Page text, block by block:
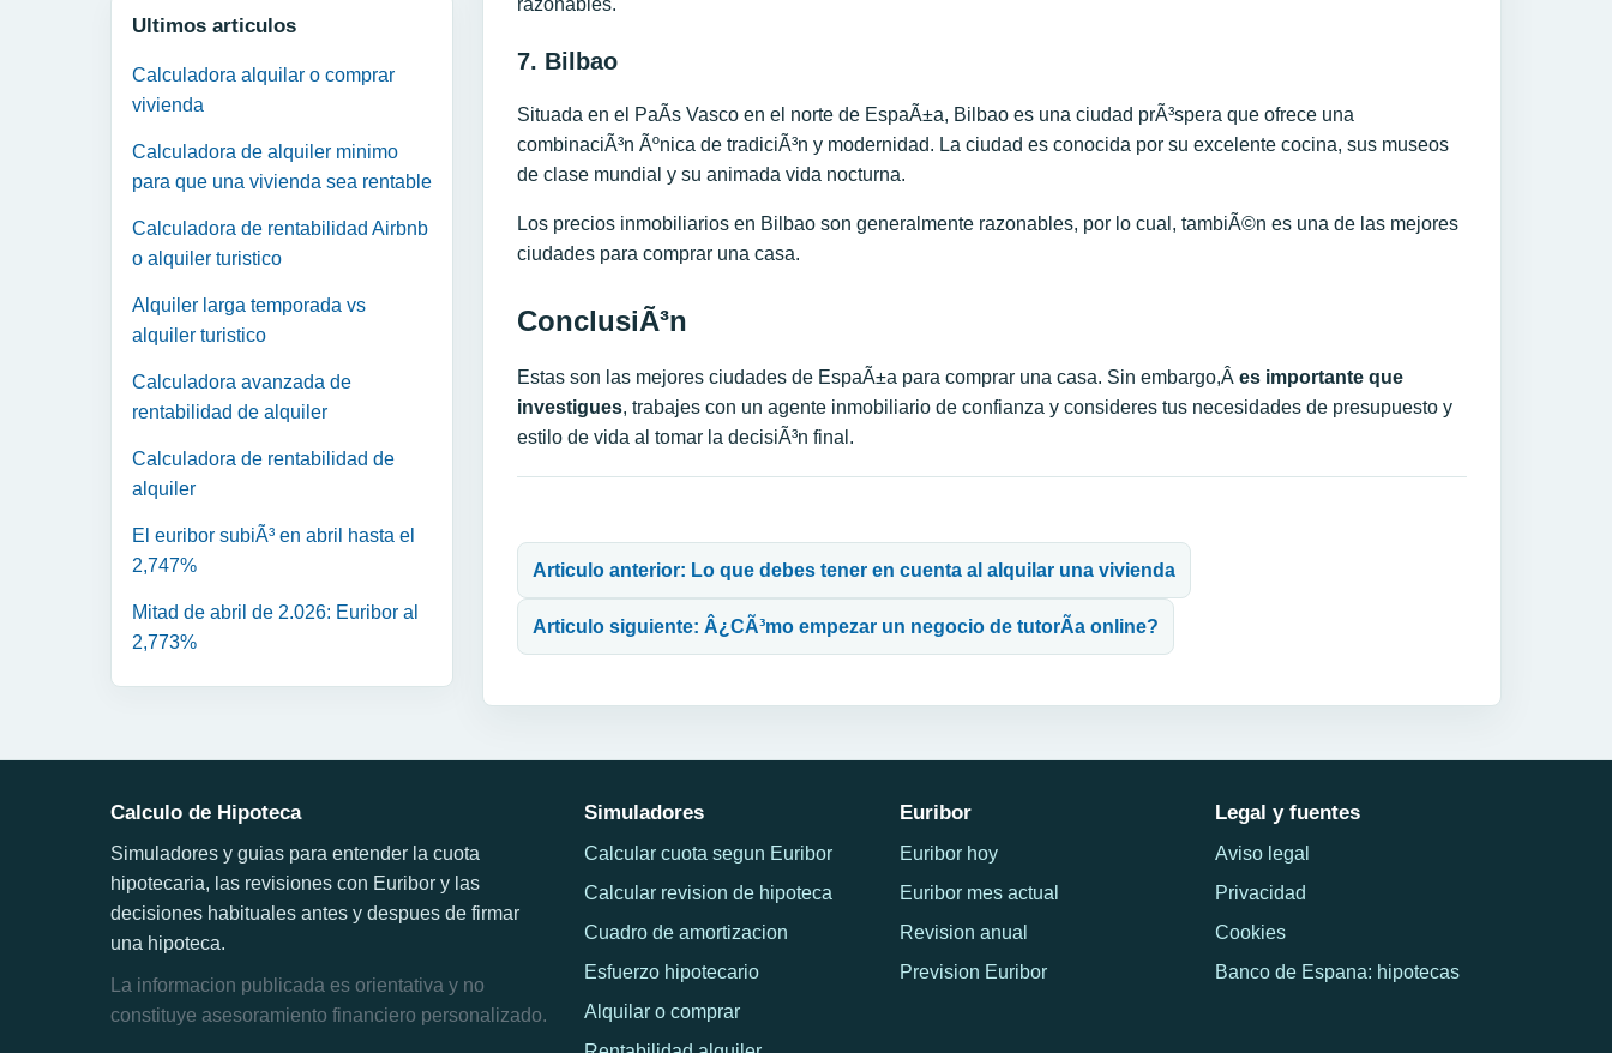
Ultimos articulos
Calculadora alquilar o comprar
vivienda
Calculadora de alquiler minimo
para que una vivienda sea rentable
Calculadora de rentabilidad Airbnb
o alquiler turistico
Alquiler larga temporada vs
alquiler turistico
Calculadora avanzada de
rentabilidad de alquiler
Calculadora de rentabilidad de
alquiler
El euribor subiÃ³ en abril hasta el
2,747%
Mitad de abril de 2.026: Euribor al
2,773%
razonables.
7. Bilbao
Situada en el PaÃ­s Vasco en el norte de EspaÃ±a, Bilbao es una ciudad prÃ³spera que ofrece una
combinaciÃ³n Ãºnica de tradiciÃ³n y modernidad. La ciudad es conocida por su excelente cocina, sus museos
de clase mundial y su animada vida nocturna.
Los precios inmobiliarios en Bilbao son generalmente razonables, por lo cual, tambiÃ©n es una de las mejores
ciudades para comprar una casa.
ConclusiÃ³n
Estas son las mejores ciudades de EspaÃ±a para comprar una casa. Sin embargo,Â es importante que
investigues, trabajes con un agente inmobiliario de confianza y consideres tus necesidades de presupuesto y
estilo de vida al tomar la decisiÃ³n final.
Articulo anterior: Lo que debes tener en cuenta al alquilar una vivienda
Articulo siguiente: Â¿CÃ³mo empezar un negocio de tutorÃ­a online?
Calculo de Hipoteca
Simuladores y guias para entender la cuota
hipotecaria, las revisiones con Euribor y las
decisiones habituales antes y despues de firmar
una hipoteca.
La informacion publicada es orientativa y no
constituye asesoramiento financiero personalizado.
Simuladores
Calcular cuota segun Euribor
Calcular revision de hipoteca
Cuadro de amortizacion
Esfuerzo hipotecario
Alquilar o comprar
Euribor
Euribor hoy
Euribor mes actual
Revision anual
Prevision Euribor
Legal y fuentes
Aviso legal
Privacidad
Cookies
Banco de Espana: hipotecas